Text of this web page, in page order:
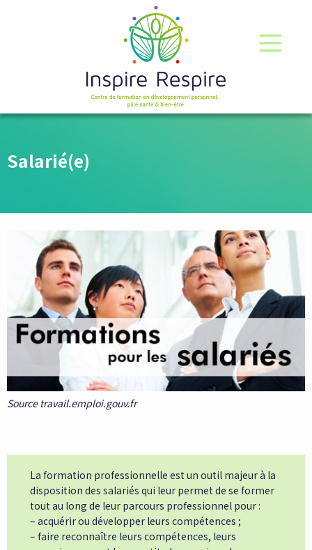
Salarié(e)
Source travail.emploi.gouv.fr
La formation professionnelle est un outil majeur à la
disposition des salariés qui leur permet de se former
tout au long de leur parcours professionnel pour :
– acquérir ou développer leurs compétences ;
– faire reconnaître leurs compétences, leurs